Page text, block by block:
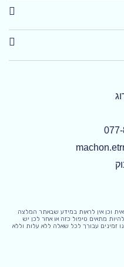
וכן אין לראות במידע שבאתר המלצה
מתאים טיפול כזה או אחר לכן יש
זמינים עבורך לכל שאלה ללא עלות וללא